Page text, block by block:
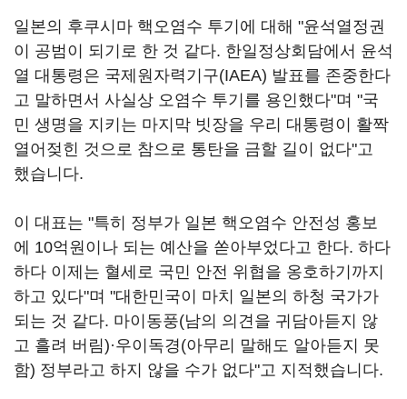
일본의 후쿠시마 핵오염수 투기에 대해 "윤석열정권
이 공범이 되기로 한 것 같다. 한일정상회담에서 윤석
열 대통령은 국제원자력기구(IAEA) 발표를 존중한다
고 말하면서 사실상 오염수 투기를 용인했다"며 "국
민 생명을 지키는 마지막 빗장을 우리 대통령이 활짝
열어젖힌 것으로 참으로 통탄을 금할 길이 없다"고
했습니다.
이 대표는 "특히 정부가 일본 핵오염수 안전성 홍보
에 10억원이나 되는 예산을 쏟아부었다고 한다. 하다
하다 이제는 혈세로 국민 안전 위협을 옹호하기까지
하고 있다"며 "대한민국이 마치 일본의 하청 국가가
되는 것 같다. 마이동풍(남의 의견을 귀담아듣지 않
고 흘려 버림)·우이독경(아무리 말해도 알아듣지 못
함) 정부라고 하지 않을 수가 없다"고 지적했습니다.